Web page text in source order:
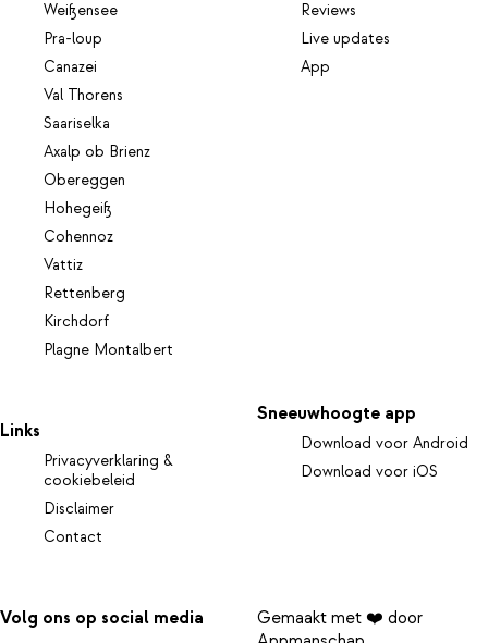
Weißensee
Pra-loup
Canazei
Val Thorens
Saariselka
Axalp ob Brienz
Obereggen
Hohegeiß
Cohennoz
Vattiz
Rettenberg
Kirchdorf
Plagne Montalbert
Reviews
Live updates
App
Links
Privacyverklaring &
cookiebeleid
Disclaimer
Contact
Sneeuwhoogte app
Download voor Android
Download voor iOS
Volg ons op social media
Gemaakt met ❤️ door